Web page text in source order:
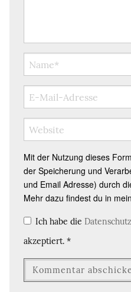
Mit der Nutzung dieses
der Speicherung und
und Email Adresse) durch
Mehr dazu findest du in
Ich habe die
akzeptiert. *